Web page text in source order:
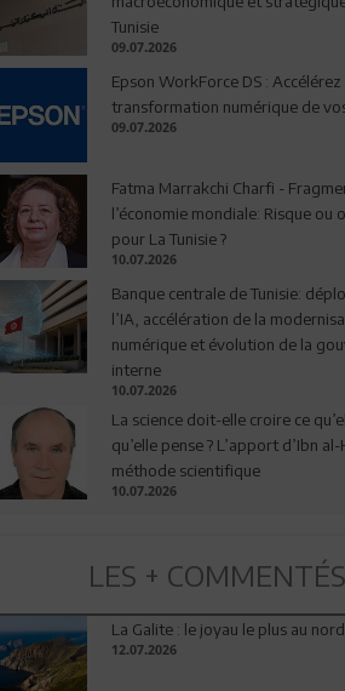
Tunisie
09.07.2026
Epson WorkForce DS : Accélérez
transformation numérique de
09.07.2026
Fatma Marrakchi Charfi -
l’économie mondiale: Risque ou
pour La Tunisie ?
10.07.2026
Banque centrale de Tunisie:
l’IA, accélération de la
numérique et évolution de la
interne
10.07.2026
La science doit-elle croire ce
qu’elle pense ? L’apport d’Ibn
méthode scientifique
10.07.2026
LES + COMMENTÉS
La Galite : le joyau le plus au
12.07.2026